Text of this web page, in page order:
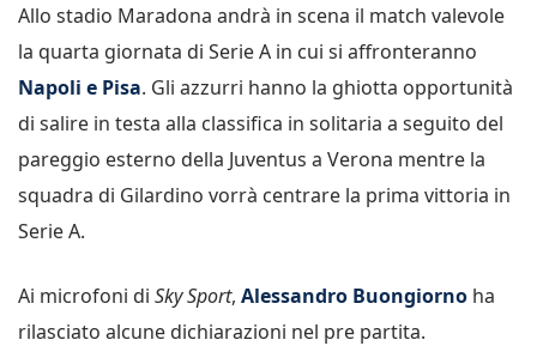
Allo stadio Maradona andrà in scena il match valevole
la quarta giornata di Serie A in cui si affronteranno
Napoli e Pisa. Gli azzurri hanno la ghiotta opportunità
di salire in testa alla classifica in solitaria a seguito del
pareggio esterno della Juventus a Verona mentre la
squadra di Gilardino vorrà centrare la prima vittoria in
Serie A.
Ai microfoni di Sky Sport, Alessandro Buongiorno ha
rilasciato alcune dichiarazioni nel pre partita.